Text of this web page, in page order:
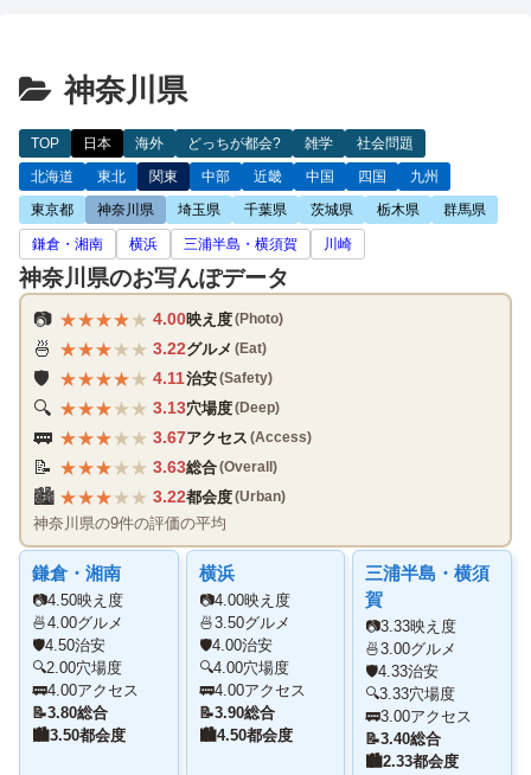
神奈川県
TOP 日本 海外 どっちが都会? 雑学 社会問題
北海道 東北 関東 中部 近畿 中国 四国 九州
東京都 神奈川県 埼玉県 千葉県 茨城県 栃木県 群馬県
鎌倉・湘南 横浜 三浦半島・横須賀 川崎
神奈川県のお写んぽデータ
📷 ★★★★★ 4.00映え度(Photo)
🍜 ★★★★★ 3.22グルメ (Eat)
🛡️ ★★★★★ 4.11治安(Safety)
🔍 ★★★★★ 3.13穴場度(Deep)
🚃 ★★★★★ 3.67アクセス (Access)
📝 ★★★★★ 3.63総合(Overall)
🏙️ ★★★★★ 3.22都会度(Urban)
神奈川県の9件の評価の平均
鎌倉・湘南
📷4.50映え度
🍜4.00グルメ
🛡️4.50治安
🔍2.00穴場度
🚃4.00アクセス
📝3.80総合
🏙️3.50都会度
横浜
📷4.00映え度
🍜3.50グルメ
🛡️4.00治安
🔍4.00穴場度
🚃4.00アクセス
📝3.90総合
🏙️4.50都会度
三浦半島・横須
賀
📷3.33映え度
🍜3.00グルメ
🛡️4.33治安
🔍3.33穴場度
🚃3.00アクセス
📝3.40総合
🏙️2.33都会度